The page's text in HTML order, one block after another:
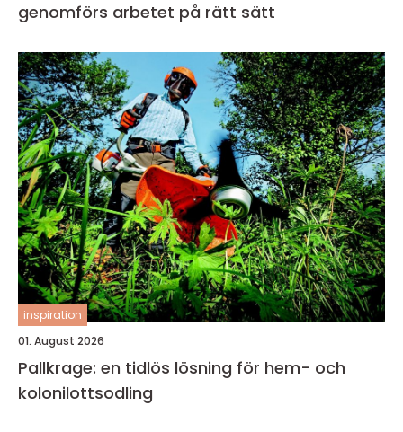
genomförs arbetet på rätt sätt
inspiration
01. August 2026
Pallkrage: en tidlös lösning för hem- och
kolonilottsodling